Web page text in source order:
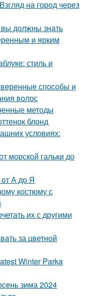
на город через
должны знать
и ярким
стиль и
способы и
волос
методы
блонд
условиях:
морской гальки до
А до Я
костюму с
их с другими
за цветной
Winter Parka
зима 2024